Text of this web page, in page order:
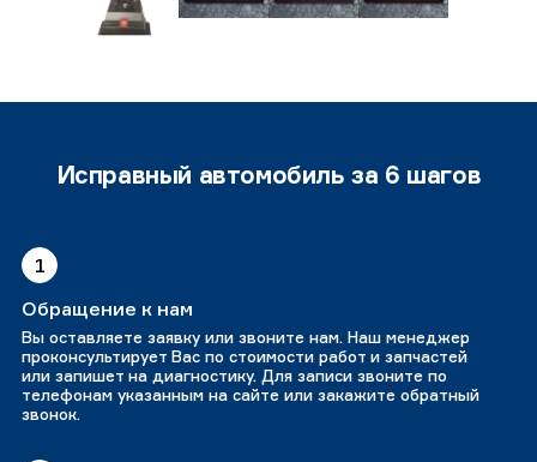
Исправный автомобиль за 6 шагов
1
Обращение к нам
Вы оставляете заявку или звоните нам. Наш менеджер
проконсультирует Вас по стоимости работ и запчастей
или запишет на диагностику. Для записи звоните по
телефонам указанным на сайте или закажите обратный
звонок.